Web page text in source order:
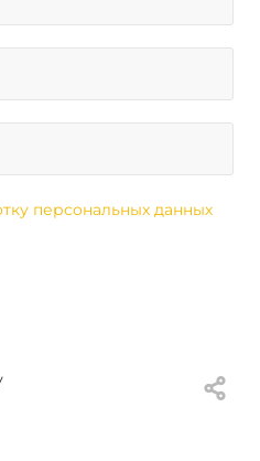
персональных данных